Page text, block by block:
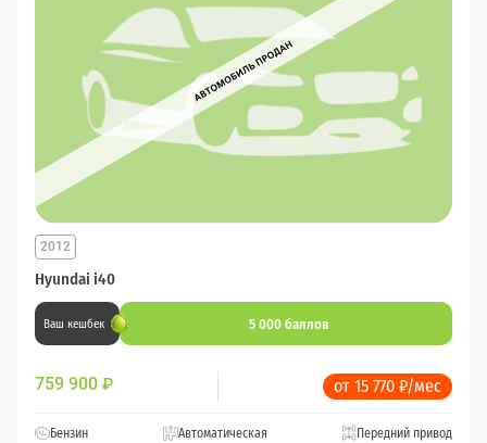
Hyundai i40
2012
Ваш кешбек 5 000 баллов
759 900 ₽ от 15 770 ₽/мес
Бензин Автоматическая Передний привод